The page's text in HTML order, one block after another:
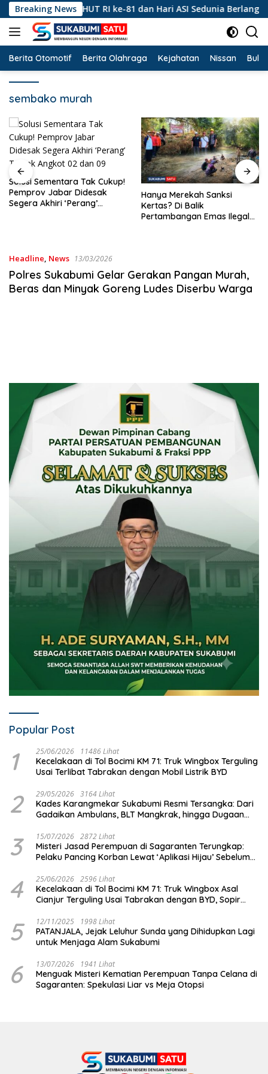
Langsung
ke
konten
Breaking News
Peringatan HUT RI ke-81 dan Hari ASI Sedunia Berlangsung
Berita Otomotif Berita Olahraga Kejahatan Nissan
sembako murah
Solusi Sementara Tak Cukup!
Pemprov Jabar Didesak
Segera Akhiri ‘Perang’
Hanya Merekah Sanksi
Kertas? Di Balik
Pertambangan Emas Ilegal
Headline, News 13/03/2026
Polres Sukabumi Gelar Gerakan Pangan Murah,
Beras dan Minyak Goreng Ludes Diserbu Warga
Popular Post
1 25/06/2026 11486 Lihat
Kecelakaan di Tol Bocimi KM 71: Truk Wingbox Terguling
Usai Terlibat Tabrakan dengan Mobil Listrik BYD
2 29/05/2026 3164 Lihat
Kades Karangmekar Sukabumi Resmi Tersangka: Dari
Gadaikan Ambulans, BLT Mangkrak, hingga Dugaan
3 15/07/2026 2872 Lihat
Misteri Jasad Perempuan di Sagaranten Terungkap:
Pelaku Pancing Korban Lewat ‘Aplikasi Hijau’ Sebelum
4 25/06/2026 2596 Lihat
Kecelakaan di Tol Bocimi KM 71: Truk Wingbox Asal
Cianjur Terguling Usai Tabrakan dengan BYD, Sopir
5 12/11/2025 1998 Lihat
PATANJALA, Jejak Leluhur Sunda yang Dihidupkan Lagi
untuk Menjaga Alam Sukabumi
6 13/07/2026 1941 Lihat
Menguak Misteri Kematian Perempuan Tanpa Celana di
Sagaranten: Spekulasi Liar vs Meja Otopsi